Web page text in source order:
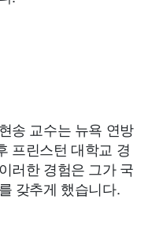
송 교수는 뉴욕 연방
프린스턴 대학교 경
러한 경험은 그가 국
갖추게 했습니다.